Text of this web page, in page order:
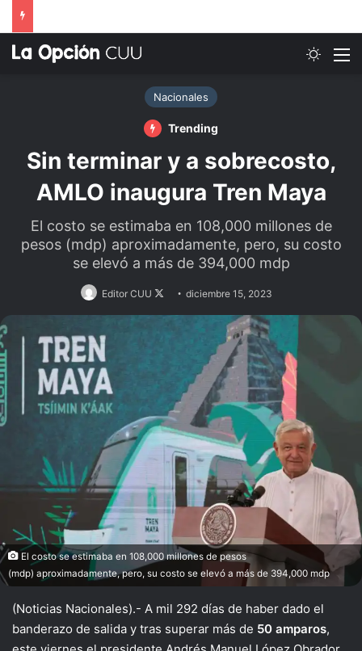
Nacionales
Trending
Sin terminar y a sobrecosto,
AMLO inaugura Tren Maya
El costo se estimaba en 108,000 millones de
pesos (mdp) aproximadamente, pero, su costo
se elevó a más de 394,000 mdp
Editor CUU
Follow
on
diciembre 15, 2023
El costo se estimaba en 108,000 millones de pesos
(mdp) aproximadamente, pero, su costo se elevó a más de 394,000 mdp
(Noticias Nacionales).- A mil 292 días de haber dado el
banderazo de salida y tras superar más de 50 amparos,